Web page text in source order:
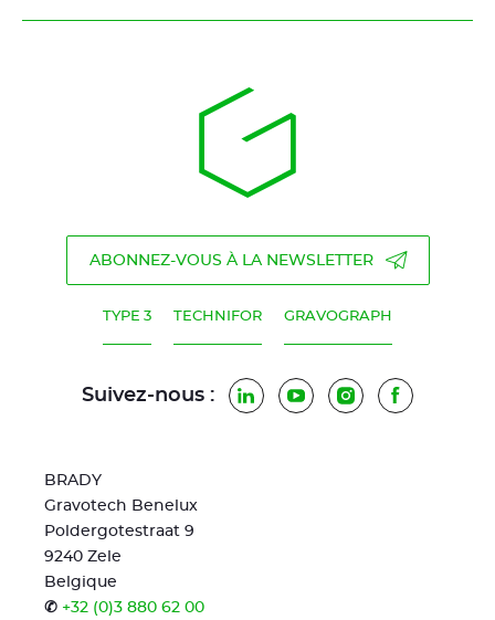
ABONNEZ-VOUS À LA NEWSLETTER
TYPE 3 TECHNIFOR GRAVOGRAPH
Suivez-nous : LinkedInYouTubeInstagramFacebook
BRADY
Gravotech Benelux
Poldergotestraat 9
9240 Zele
Belgique
✆ +32 (0)3 880 62 00